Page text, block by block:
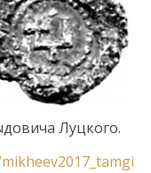
Луцкого.
mikheev2017_ tamgi